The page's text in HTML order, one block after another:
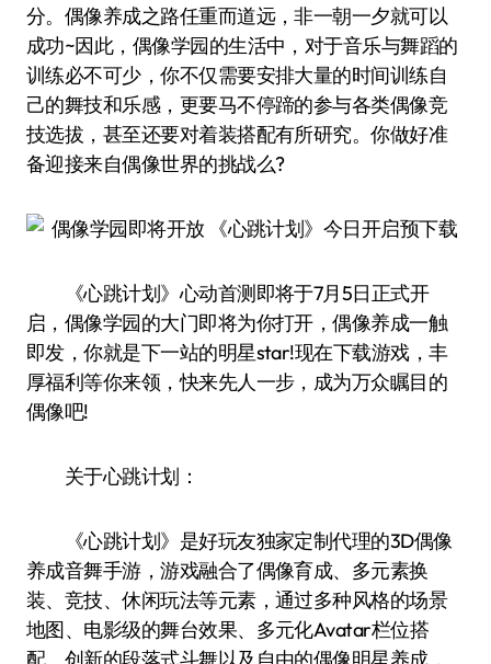
分。偶像养成之路任重而道远，非一朝一夕就可以
成功~因此，偶像学园的生活中，对于音乐与舞蹈的
训练必不可少，你不仅需要安排大量的时间训练自
己的舞技和乐感，更要马不停蹄的参与各类偶像竞
技选拔，甚至还要对着装搭配有所研究。你做好准
备迎接来自偶像世界的挑战么?
《心跳计划》心动首测即将于7月5日正式开
启，偶像学园的大门即将为你打开，偶像养成一触
即发，你就是下一站的明星star!现在下载游戏，丰
厚福利等你来领，快来先人一步，成为万众瞩目的
偶像吧!
关于心跳计划：
《心跳计划》是好玩友独家定制代理的3D偶像
养成音舞手游，游戏融合了偶像育成、多元素换
装、竞技、休闲玩法等元素，通过多种风格的场景
地图、电影级的舞台效果、多元化Avatar栏位搭